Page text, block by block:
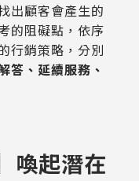
出顧客會產生的
的阻礙點，依序
行銷策略，分別
答、延續服務、
喚起潛在